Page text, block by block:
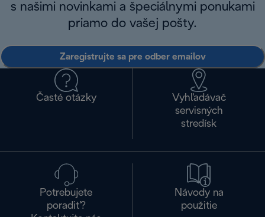
s našimi novinkami a špeciálnymi ponukami
priamo do vašej pošty.
Zaregistrujte sa pre odber emailov
Časté otázky
Vyhľadávač
servisných
stredísk
Potrebujete
poradiť?
Návody na
použitie